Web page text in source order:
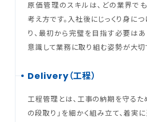
原価管理のスキルは、どの業界で
考え方です。入社後にじっくり身に
り、最初から完璧を目指す必要はあ
意識して業務に取り組む姿勢が大切
Delivery（工程）
工程管理とは、工事の納期を守るた
の段取り」を細かく組み立て、着実